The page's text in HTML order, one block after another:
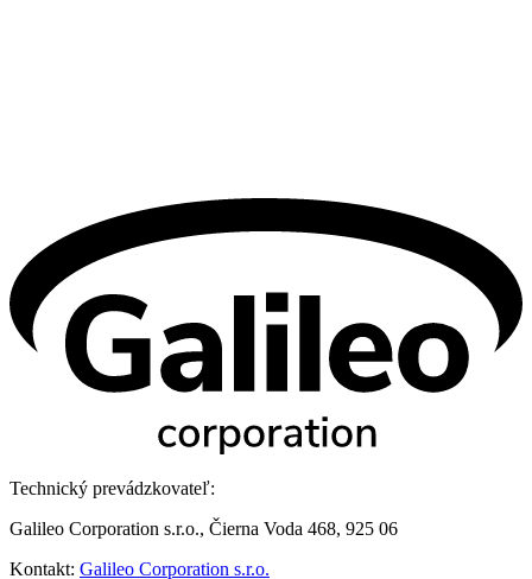
Technický prevádzkovateľ:
Galileo Corporation s.r.o., Čierna Voda 468, 925 06
Kontakt: Galileo Corporation s.r.o.